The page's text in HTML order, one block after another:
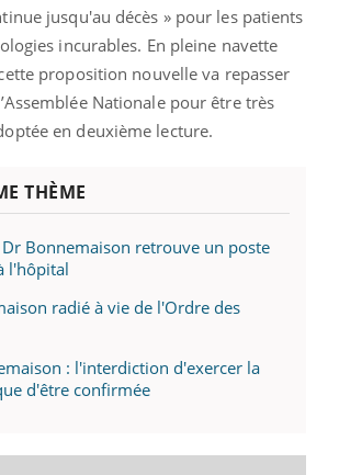
jusqu'au décès » pour les patients
incurables. En pleine navette
proposition nouvelle va repasser
Nationale pour être très
en deuxième lecture.
THÈME
Bonnemaison retrouve un poste
l'hôpital
radié à vie de l'Ordre des
: l'interdiction d'exercer la
d'être confirmée